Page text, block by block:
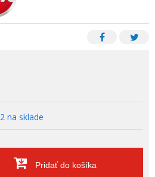
2 na sklade
Pridať do košíka